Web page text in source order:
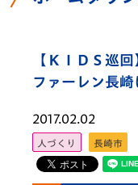
【ＫＩＤＳ巡
ファーレン長崎
2017.02.02
人づくり 長崎市